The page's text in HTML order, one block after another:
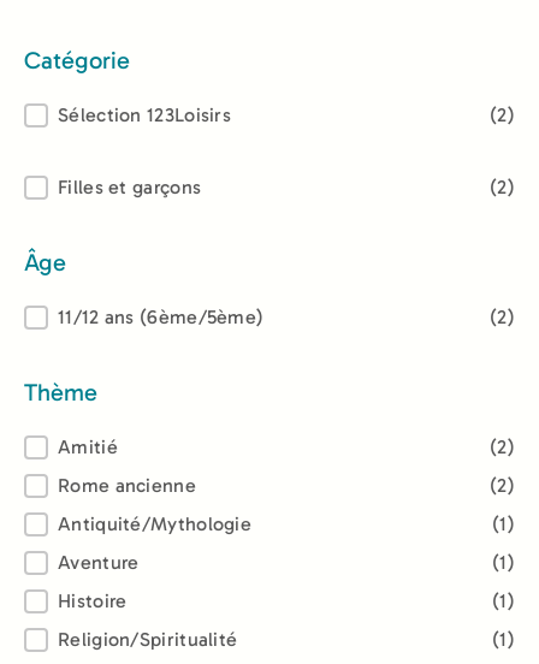
Catégorie
Catégorie
Sélection 123Loisirs (2)
Lectorat
Filles et garçons (2)
Âge
Âge11/12 ans (6ème/5ème) (2)
Thème
Thème
Amitié
(2)
Rome ancienne
(2)
Antiquité/Mythologie
(1)
Aventure
(1)
Histoire
(1)
Religion/Spiritualité
(1)